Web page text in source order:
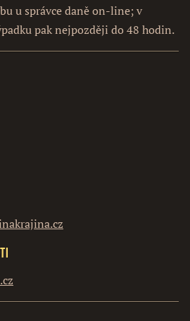
u správce daně on-line; v
pak nejpozději do 48 hodin.